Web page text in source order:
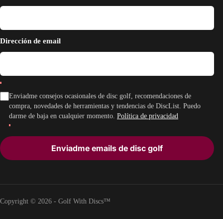
Dirección de email
Enviadme consejos ocasionales de disc golf, recomendaciones de
compra, novedades de herramientas y tendencias de DiscList. Puedo
darme de baja en cualquier momento. Política de privacidad
Enviadme emails de disc golf
Copyright © 2026 - Golf With Discs™